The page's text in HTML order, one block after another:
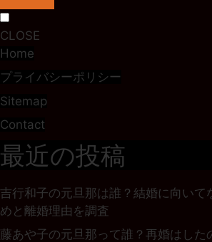
CLOSE
Home
プライバシーポリシー
Sitemap
Contact
最近の投稿
吉行和子の元旦那は誰？結婚に向いて
めと離婚理由を調査
藤あや子の元旦那って誰？再婚はした